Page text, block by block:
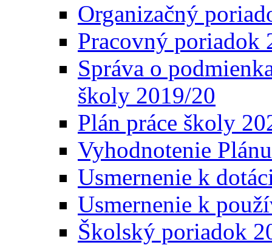
Organizačný
Pracovný poriadok
Správa o
školy 2019/20
Plán práce školy
Vyhodnotenie
Usmernenie k
Usmernenie k
Školský poriadok